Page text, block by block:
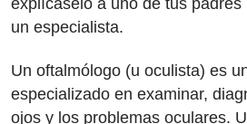
un especialista.
Un oftalmólogo (u oculista) es
especializado en examinar,
ojos y los problemas oculares.